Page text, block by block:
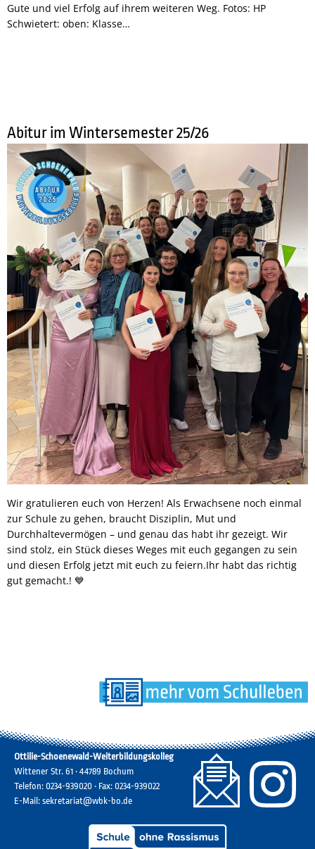
Gute und viel Erfolg auf ihrem weiteren Weg. Fotos: HP
Schwietert: oben: Klasse…
Abitur im Wintersemester 25/26
Wir gratulieren euch von Herzen! Als Erwachsene noch einmal
zur Schule zu gehen, braucht Disziplin, Mut und
Durchhaltevermögen – und genau das habt ihr gezeigt. Wir
sind stolz, ein Stück dieses Weges mit euch gegangen zu sein
und diesen Erfolg jetzt mit euch zu feiern.Ihr habt das richtig
gut gemacht.! 💙
Ottilie-Schoenewald-Weiterbildungskolleg
Wittener Str. 61 • 44789 Bochum
Telefon: 0234-939020 • Fax: 0234-939022
E-Mail: sekretariat@wbk-bo.de